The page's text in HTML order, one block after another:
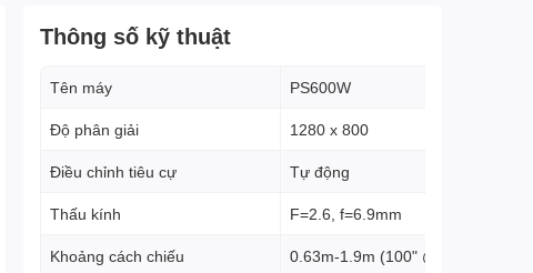
Thông số kỹ thuật
Tên máy PS600W
Độ phân giải 1280 x 800
Điều chỉnh tiêu cự Tự động
Thấu kính F=2.6, f=6.9mm
Khoảng cách chiếu 0.63m-1.9m (100" @ 1.06m)